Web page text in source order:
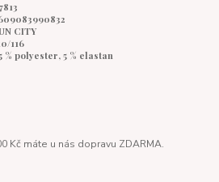
CITY
116
% polyester, 5 % elastan
Kč máte u nás dopravu ZDARMA.